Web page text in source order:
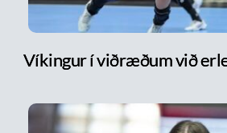
Víkingur í viðræðum við